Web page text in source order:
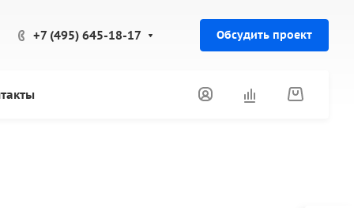
+7 (495) 645-18-17 Обсудить проект